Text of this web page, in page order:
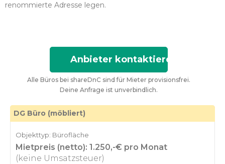
renommierte Adresse legen.
Anbieter kontaktieren
Alle Büros bei shareDnC sind für Mieter provisionsfrei.
Deine Anfrage ist unverbindlich.
DG Büro (möbliert)
Objekttyp: Bürofläche
Mietpreis (netto): 1.250,-€ pro Monat
(keine Umsatzsteuer)